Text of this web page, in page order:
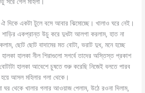
ঐ দিকে একটা টুলে বসে আবার ঝিমোচ্ছে। খালাও ঘরে নেই।
শাড়ির একপ্রান্ত উচু করে দুধটা আলগা করলাম, হাত না
ছোট ছোট বাদামের মত বোটা, ভরাট দুধ, মনে হচ্ছে
হালকা নীল শিরাগুলো সগর্বে তাদের অস্তিস্ত প্রকাশ
হালকা আবেশে চুষতে শুরু করেছি নিজেই বলতে পারব
হয়ে আসল মহিলার গলা থেকে।
থেকে খালার গলার আওয়াজ পেলাম, উঠে রওনা দিলাম,